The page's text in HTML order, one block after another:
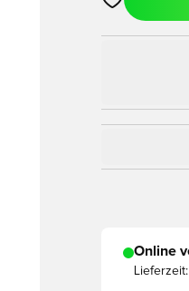
Öffnet ein
Online
Lieferzeit: